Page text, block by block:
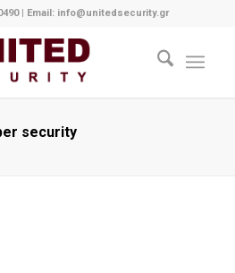
| Email: info@unitedsecurity.gr
security